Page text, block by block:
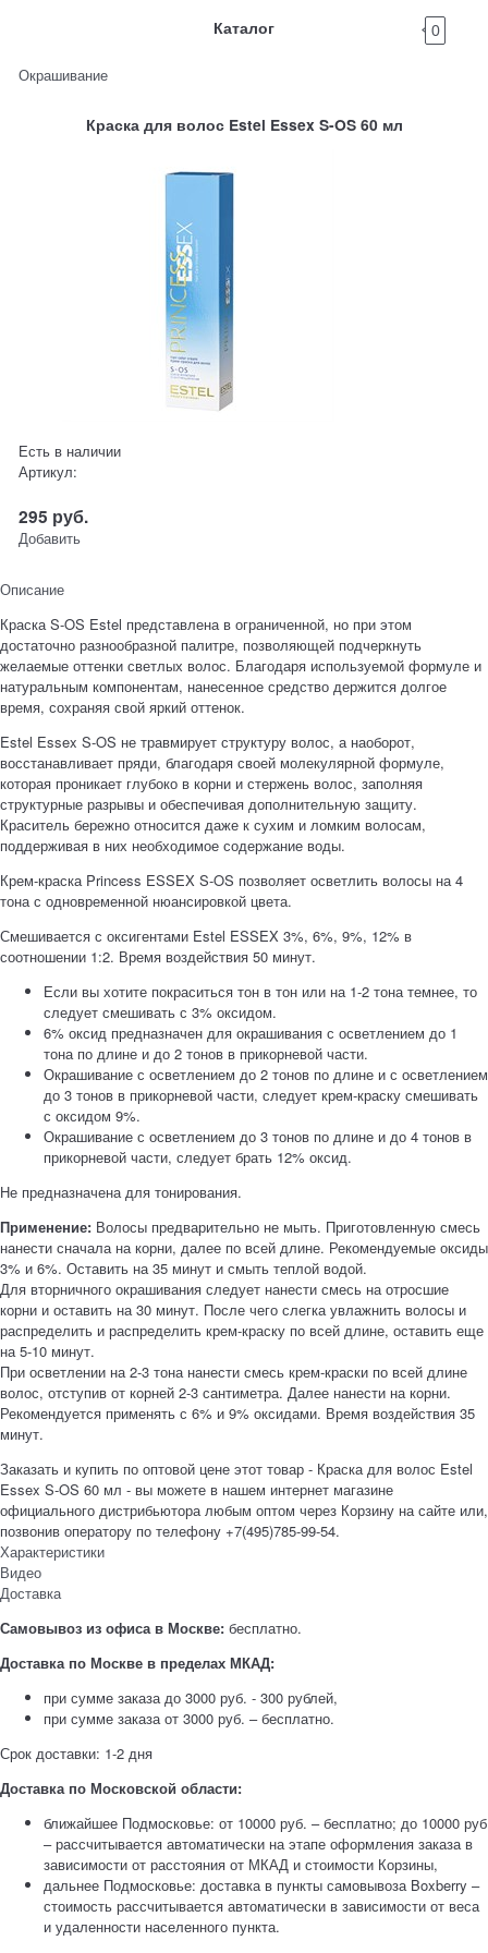
Каталог 0
Окрашивание
Краска для волос Estel Essex S-OS 60 мл
Есть в наличии
Артикул:
295 руб.
Добавить
Описание
Краска S-OS Estel представлена в ограниченной, но при этом
достаточно разнообразной палитре, позволяющей подчеркнуть
желаемые оттенки светлых волос. Благодаря используемой формуле и
натуральным компонентам, нанесенное средство держится долгое
время, сохраняя свой яркий оттенок.
Estel Essex S-OS не травмирует структуру волос, а наоборот,
восстанавливает пряди, благодаря своей молекулярной формуле,
которая проникает глубоко в корни и стержень волос, заполняя
структурные разрывы и обеспечивая дополнительную защиту.
Краситель бережно относится даже к сухим и ломким волосам,
поддерживая в них необходимое содержание воды.
Крем-краска Princess ESSEX S-OS позволяет осветлить волосы на 4
тона с одновременной нюансировкой цвета.
Смешивается с оксигентами Estel ESSEX 3%, 6%, 9%, 12% в
соотношении 1:2. Время воздействия 50 минут.
Если вы хотите покраситься тон в тон или на 1-2 тона темнее, то
следует смешивать с 3% оксидом.
6% оксид предназначен для окрашивания с осветлением до 1
тона по длине и до 2 тонов в прикорневой части.
Окрашивание с осветлением до 2 тонов по длине и с осветлением
до 3 тонов в прикорневой части, следует крем-краску смешивать
с оксидом 9%.
Окрашивание с осветлением до 3 тонов по длине и до 4 тонов в
прикорневой части, следует брать 12% оксид.
Не предназначена для тонирования.
Применение: Волосы предварительно не мыть. Приготовленную смесь
нанести сначала на корни, далее по всей длине. Рекомендуемые оксиды
3% и 6%. Оставить на 35 минут и смыть теплой водой.
Для вторничного окрашивания следует нанести смесь на отросшие
корни и оставить на 30 минут. После чего слегка увлажнить волосы и
распределить и распределить крем-краску по всей длине, оставить еще
на 5-10 минут.
При осветлении на 2-3 тона нанести смесь крем-краски по всей длине
волос, отступив от корней 2-3 сантиметра. Далее нанести на корни.
Рекомендуется применять с 6% и 9% оксидами. Время воздействия 35
минут.
Заказать и купить по оптовой цене этот товар - Краска для волос Estel
Essex S-OS 60 мл - вы можете в нашем интернет магазине
официального дистрибьютора любым оптом через Корзину на сайте или,
позвонив оператору по телефону +7(495)785-99-54.
Характеристики
Видео
Доставка
Самовывоз из офиса в Москве: бесплатно.
Доставка по Москве в пределах МКАД:
при сумме заказа до 3000 руб. - 300 рублей,
при сумме заказа от 3000 руб. – бесплатно.
Срок доставки: 1-2 дня
Доставка по Московской области:
ближайшее Подмосковье: от 10000 руб. – бесплатно; до 10000 руб
– рассчитывается автоматически на этапе оформления заказа в
зависимости от расстояния от МКАД и стоимости Корзины,
дальнее Подмосковье: доставка в пункты самовывоза Boxberry –
стоимость рассчитывается автоматически в зависимости от веса
и удаленности населенного пункта.